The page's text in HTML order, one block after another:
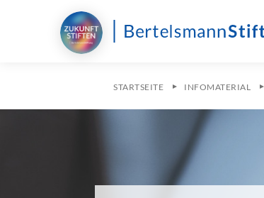
STARTSEITE INFOMATERIAL